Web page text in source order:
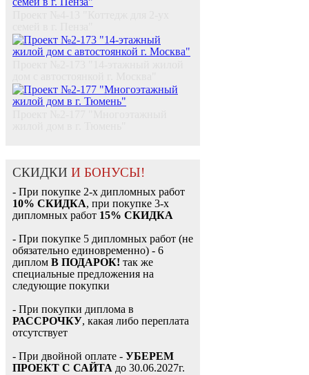
СКИДКИ И БОНУСЫ!
- При покупке 2-х дипломных работ
10% СКИДКА, при покупке 3-х
дипломных работ 15% СКИДКА
- При покупке 5 дипломных работ (не
обязательно единовременно) - 6
диплом В ПОДАРОК! так же
специальные предложения на
следующие покупки
- При покупки диплома в
РАССРОЧКУ, какая либо переплата
отсутствует
- При двойной оплате - УБЕРЕМ
ПРОЕКТ С САЙТА до 30.06.2027г.